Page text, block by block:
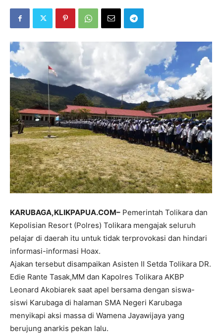
KARUBAGA,KLIKPAPUA.COM– Pemerintah Tolikara dan
Kepolisian Resort (Polres) Tolikara mengajak seluruh
pelajar di daerah itu untuk tidak terprovokasi dan hindari
informasi-informasi Hoax.
Ajakan tersebut disampaikan Asisten II Setda Tolikara DR.
Edie Rante Tasak,MM dan Kapolres Tolikara AKBP
Leonard Akobiarek saat apel bersama dengan siswa-
siswi Karubaga di halaman SMA Negeri Karubaga
menyikapi aksi massa di Wamena Jayawijaya yang
berujung anarkis pekan lalu.